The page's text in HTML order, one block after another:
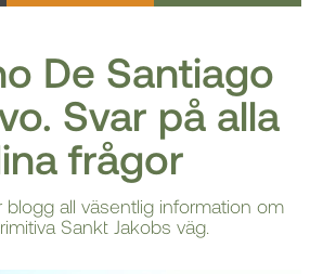
De Santiago
Svar på alla
frågor
blogg all väsentlig information om
Sankt Jakobs väg.